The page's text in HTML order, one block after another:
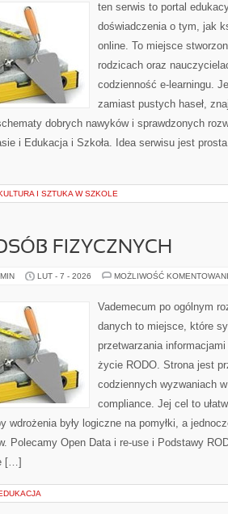
ten serwis to portal
doświadczenia o tym, jak
online. To miejsce
rodzicach oraz
codzienność e-learningu.
zamiast pustych haseł,
dobrych nawyków i sprawdzonych
i Edukacja i Szkoła. Idea serwisu jest
I SZTUKA W SZKOLE
FIZYCZNYCH
LUT - 7 - 2026 MOŻLIWOŚĆ
Vademecum po ogólnym
danych to miejsce, które
przetwarzania
życie RODO. Strona jest
codziennych wyzwaniach
compliance. Jej cel to
wdrożenia były logiczne na pomyłki, a
Polecamy Open Data i re-use i Podstawy
[…]